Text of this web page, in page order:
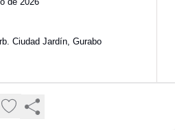
Ciudad Jardín, Gurabo
a Tito Rodríguez
Band rinde homenaje